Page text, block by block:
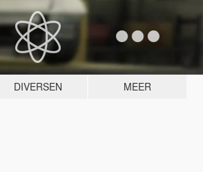
DIVERSEN MEER